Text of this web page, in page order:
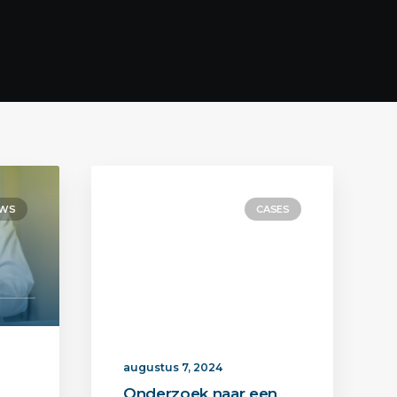
CASES
augustus 7, 2024